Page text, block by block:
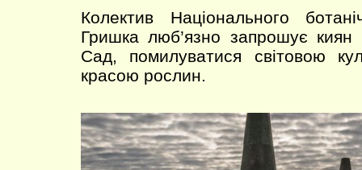
Колектив Національного
Гришка люб’язно запрошує киян
Сад, помилуватися світовою
красою рослин.